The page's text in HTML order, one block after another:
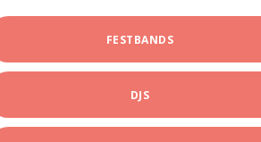
FESTBANDS
DJS